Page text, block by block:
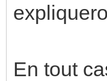
En tout